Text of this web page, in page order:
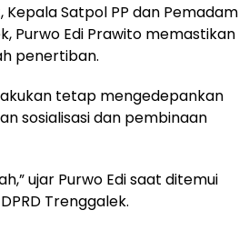
Satpol PP dan Pemadam
Purwo Edi Prawito memastikan
penertiban.
tetap mengedepankan
sosialisasi dan pembinaan
ujar Purwo Edi saat ditemui
Trenggalek.